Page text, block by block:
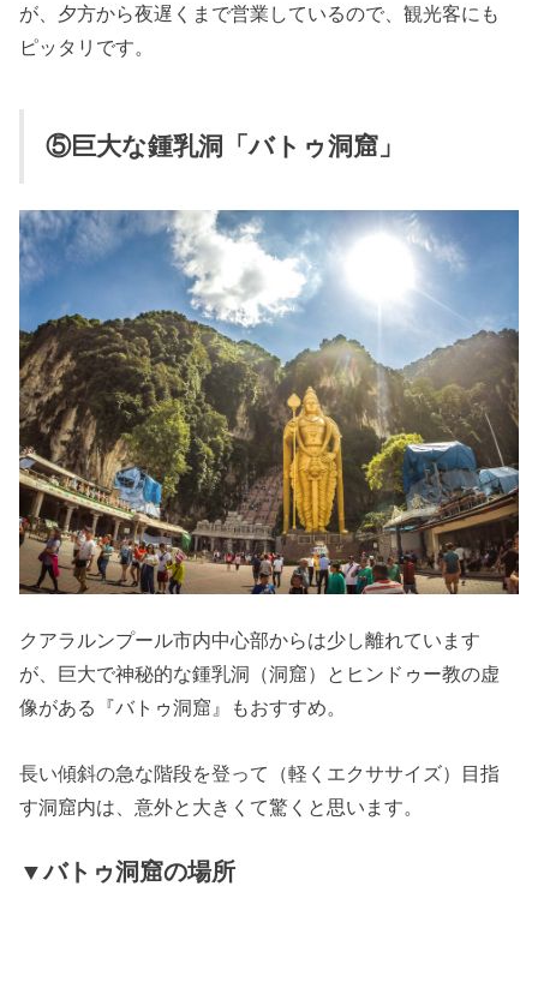
が、夕方から夜遅くまで営業しているので、観光客にも
ピッタリです。
⑤巨大な鍾乳洞「バトゥ洞窟」
クアラルンプール市内中心部からは少し離れています
が、巨大で神秘的な鍾乳洞（洞窟）とヒンドゥー教の虚
像がある『バトゥ洞窟』もおすすめ。
長い傾斜の急な階段を登って（軽くエクササイズ）目指
す洞窟内は、意外と大きくて驚くと思います。
▼バトゥ洞窟の場所